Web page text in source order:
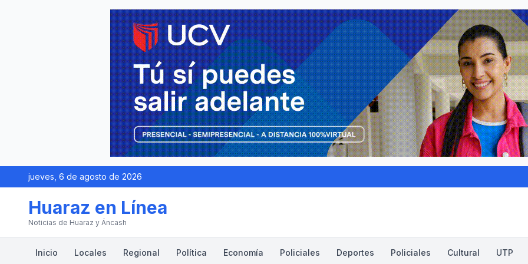
jueves, 6 de agosto de 2026
Huaraz en Línea
Noticias de Huaraz y Áncash
Inicio Locales Regional Política Economía Policiales Deportes Policiales Cultural UTP